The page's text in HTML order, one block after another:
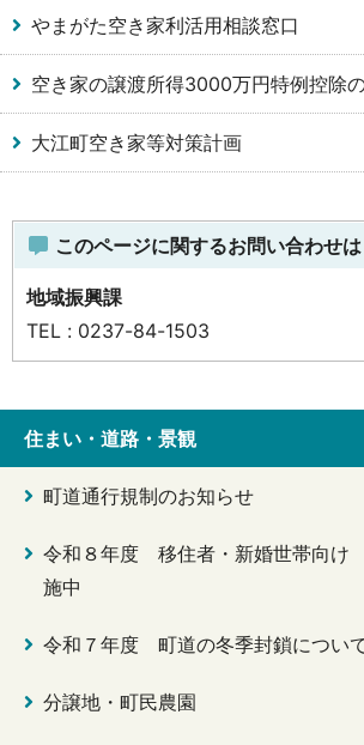
やまがた空き家利活用相談窓口
空き家の譲渡所得3000万円特例控除
大江町空き家等対策計画
このページに関するお問い合わせは
地域振興課
TEL : 0237-84-1503
住まい・道路・景観
町道通行規制のお知らせ
令和８年度 移住者・新婚世帯向
施中
令和７年度 町道の冬季封鎖につい
分譲地・町民農園